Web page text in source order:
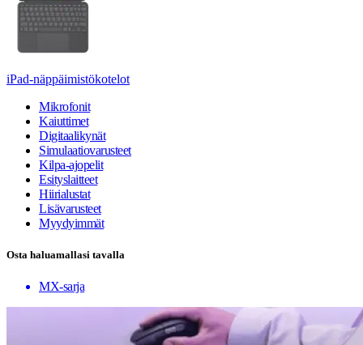
iPad-näppäimistökotelot
Mikrofonit
Kaiuttimet
Digitaalikynät
Simulaatiovarusteet
Kilpa-ajopelit
Esityslaitteet
Hiirialustat
Lisävarusteet
Myydyimmät
Osta haluamallasi tavalla
MX-sarja